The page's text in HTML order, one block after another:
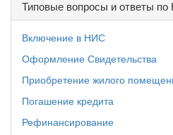
Типовые вопросы и ответы
Включение в НИС
Оформление Свидетельства
Приобретение жилого
Погашение кредита
Рефинансирование